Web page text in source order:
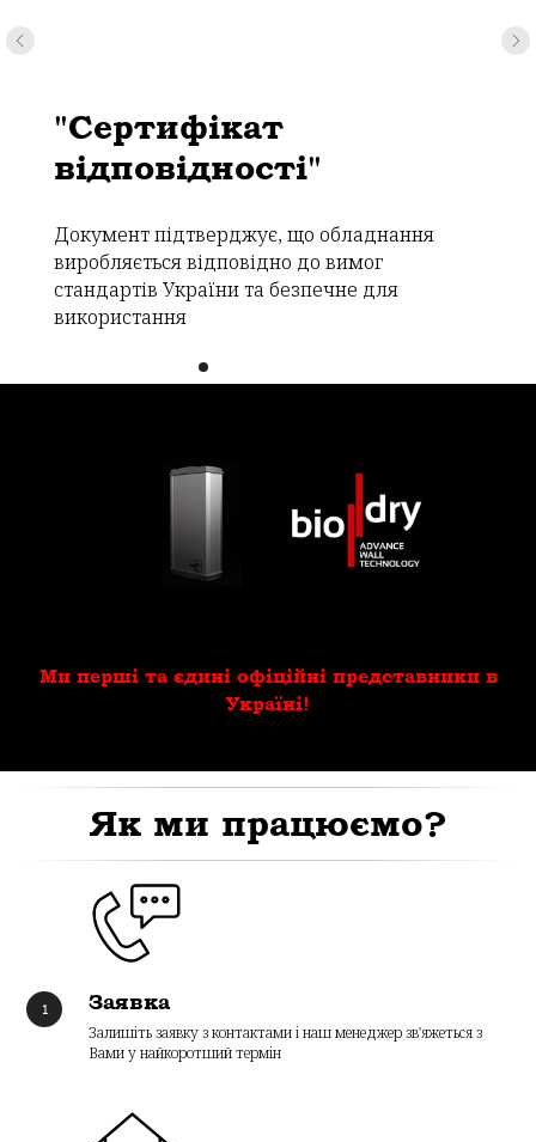
"Сертифікат
відповідності"
Документ підтверджує, що обладнання
виробляється відповідно до вимог
стандартів України та безпечне для
використання
Ми перші та єдині офіційні представники в
Україні!
Як ми працюємо?
Заявка
Залишіть заявку з контактами і наш менеджер зв'яжеться з
Вами у найкоротший термін